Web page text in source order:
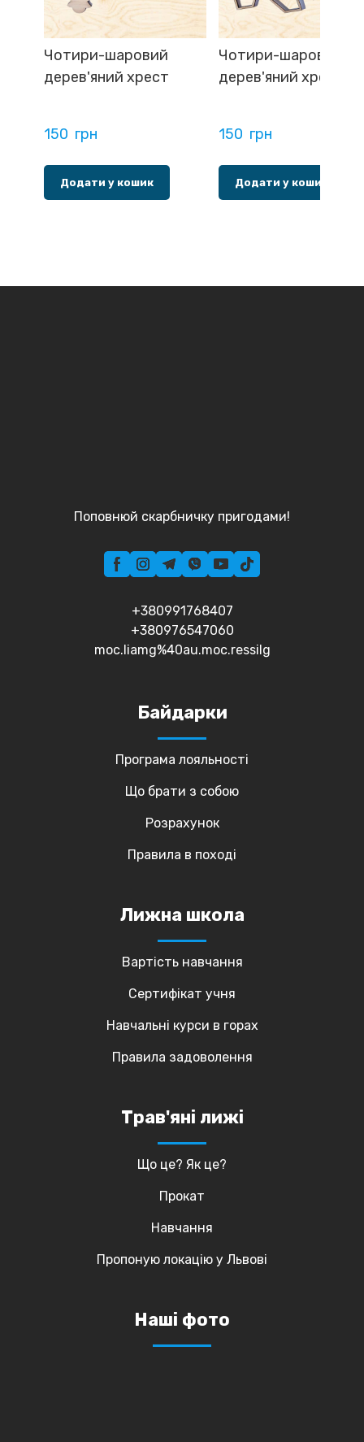
Чотири-шаровий
дерев'яний хрест
150  грн
Додати у кошик
Чотири-шаровий
дерев'яний хрест
150  грн
Додати у кошик
Поповнюй скарбничку пригодами!
+380991768407
+380976547060
moc.liamg%40au.moc.ressilg
Байдарки
Програма лояльності
Що брати з собою
Розрахунок
Правила в поході
Лижна школа
Вартість навчання
Сертифікат учня
Навчальні курси в горах
Правила задоволення
Трав'яні лижі
Що це? Як це?
Прокат
Навчання
Пропоную локацію у Львові
Наші фото